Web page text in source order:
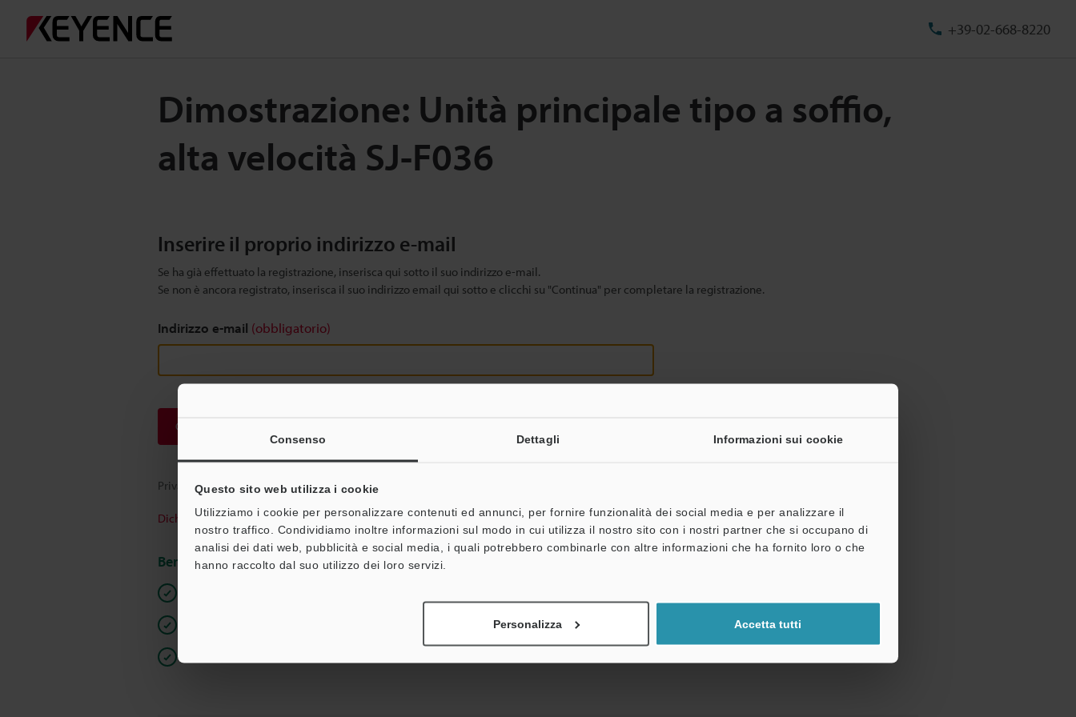
Consenso Dettagli Informazioni sui cookie
Questo sito web utilizza i cookie
Utilizziamo i cookie per personalizzare contenuti ed annunci, per fornire funzionalità dei social media e per analizzare il
nostro traffico. Condividiamo inoltre informazioni sul modo in cui utilizza il nostro sito con i nostri partner che si occupano di
analisi dei dati web, pubblicità e social media, i quali potrebbero combinarle con altre informazioni che ha fornito loro o che
hanno raccolto dal suo utilizzo dei loro servizi.
Personalizza Accetta tutti
+39-02-668-8220
Dimostrazione: Unità principale tipo a soffio,
alta velocità SJ-F036
Inserire il proprio indirizzo e-mail
Se ha già effettuato la registrazione, inserisca qui sotto il suo indirizzo e-mail.
Se non è ancora registrato, inserisca il suo indirizzo email qui sotto e clicchi su "Continua" per completare la registrazione.
Indirizzo e-mail (obbligatorio)
Continua
Privacy garantita al 100% - le informazioni personali non saranno mai condivise.
Dichiarazione sulla privacy
Benefici per gli iscritti